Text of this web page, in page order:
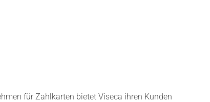
für Zahlkarten bietet Viseca ihren Kunden